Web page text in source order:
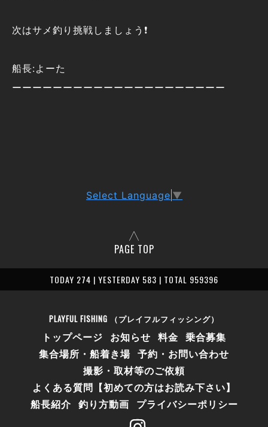
次はサメ釣り挑戦しましょう❗
船長:よーた
ーーーーーーーーーーーーーーーーーーーーー
Select Language ▼
PAGE TOP
TODAY 274 | YESTERDAY 583 | TOTAL 959396
PLAYFUL FISHING （プレイフルフィッシング）
トップページ お知らせ 料金 乗合募集
集合場所・船着き場 予約・お問い合わせ
撮影・取材等のご依頼
よくある質問【初めての方はお読み下さい】
船長紹介 釣り方動画 プライバシーポリシー